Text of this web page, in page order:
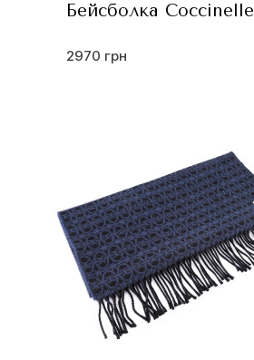
Бейсболка Coccinelle
2970 грн